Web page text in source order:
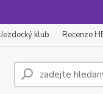
Jezdecký klub Recenze